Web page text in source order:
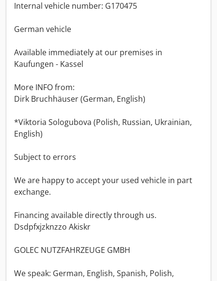
Internal vehicle number: G170475
German vehicle
Available immediately at our premises in
Kaufungen - Kassel
More INFO from:
Dirk Bruchhäuser (German, English)
*Viktoria Sologubova (Polish, Russian, Ukrainian,
English)
Subject to errors
We are happy to accept your used vehicle in part
exchange.
Financing available directly through us.
Dsdpfxjzknzzo Akiskr
GOLEC NUTZFAHRZEUGE GMBH
We speak: German, English, Spanish, Polish,